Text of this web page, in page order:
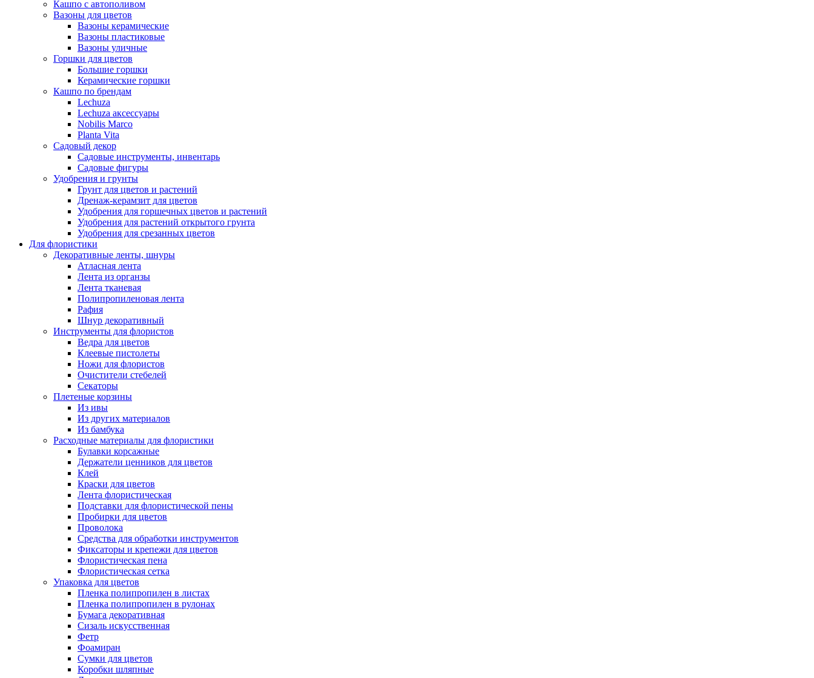
Кашпо с автополивом
Вазоны для цветов
Вазоны керамические
Вазоны пластиковые
Вазоны уличные
Горшки для цветов
Большие горшки
Керамические горшки
Кашпо по брендам
Lechuza
Lechuza аксессуары
Nobilis Marco
Planta Vita
Садовый декор
Садовые инструменты, инвентарь
Садовые фигуры
Удобрения и грунты
Грунт для цветов и растений
Дренаж-керамзит для цветов
Удобрения для горшечных цветов и растений
Удобрения для растений открытого грунта
Удобрения для срезанных цветов
Для флористики
Декоративные ленты, шнуры
Атласная лента
Лента из органзы
Лента тканевая
Полипропиленовая лента
Рафия
Шнур декоративный
Инструменты для флористов
Ведра для цветов
Клеевые пистолеты
Ножи для флористов
Очистители стебелей
Секаторы
Плетеные корзины
Из ивы
Из других материалов
Из бамбука
Расходные материалы для флористики
Булавки корсажные
Держатели ценников для цветов
Клей
Краски для цветов
Лента флористическая
Подставки для флористической пены
Пробирки для цветов
Проволока
Средства для обработки инструментов
Фиксаторы и крепежи для цветов
Флористическая пена
Флористическая сетка
Упаковка для цветов
Пленка полипропилен в листах
Пленка полипропилен в рулонах
Бумага декоративная
Сизаль искусственная
Фетр
Фоамиран
Сумки для цветов
Коробки шляпные